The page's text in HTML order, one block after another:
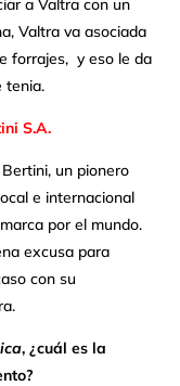
Valtra va asociada
forrajes, y eso le da
tenia.
S.A.
un pionero
e internacional
por el mundo.
excusa para
con su
, ¿cuál es la